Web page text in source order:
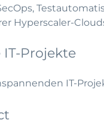
Hyperscaler-
Projekte
IT-